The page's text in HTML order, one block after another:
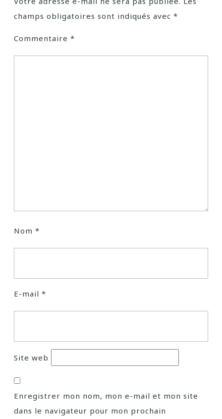
champs obligatoires sont indiqués avec *
Commentaire *
Nom *
E-mail *
Site web
Enregistrer mon nom, mon e-mail et mon site
dans le navigateur pour mon prochain